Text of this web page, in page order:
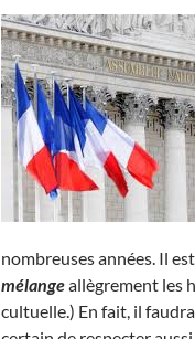
nombreuses années. Il
mélangeallègrement les
cultuelle.) En fait, il